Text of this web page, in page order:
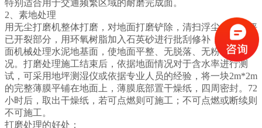
特别适合用于交通频繁区域的耐磨完成面。
2、素地处理
用无尘打磨机整体打磨，对地面打磨铲除，清扫浮尘，对地坪
已开裂部分，用环氧树脂加入石英砂进行批刮修补，再采用磨
面机械处理水泥地基面，使地面平整、无脱落、无粉化等情
况。打磨处理施工结束后，依据地面情况对于含水率进行测
试，可采用地坪测湿仪或依据专业人员的经验，将一块2m*2m
的完整薄膜平铺在地面上，薄膜底部置干燥纸，四周密封。72
小时后，取出干燥纸，若可点燃则可施工；不可点燃或断续则
不可施工。
打磨处理的好处：